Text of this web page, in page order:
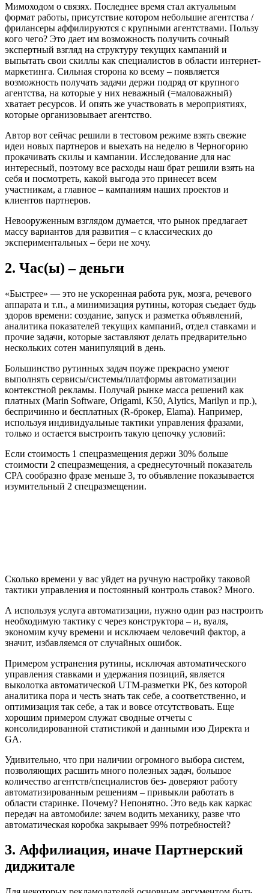
Мимоходом о связях. Последнее время стал актуальным
формат работы, присутствие котором небольшие агентства /
фрилансеры аффилируются с крупными агентствами. Пользу
кого чего? Это дает им возможность получить сочный
экспертный взгляд на структуру текущих кампаний и
выпытать свои скиллы как специалистов в области интернет-
маркетинга. Сильная сторона ко всему – появляется
возможность получать задачи держи подряд от крупного
агентства, на которые у них неважный (=маловажный)
хватает ресурсов. И опять же участвовать в мероприятиях,
которые организовывает агентство.
Автор вот сейчас решили в тестовом режиме взять свежие
идеи новых партнеров и выехать на неделю в Черногорию
прокачивать скилы и кампании. Исследование для нас
интересный, поэтому все расходы наш брат решили взять на
себя и посмотреть, какой выгода это принесет всем
участникам, а главное – кампаниям наших проектов и
клиентов партнеров.
Невооруженным взглядом думается, что рынок предлагает
массу вариантов для развития – с классических до
экспериментальных – бери не хочу.
2. Час(ы) – деньги
«Быстрее» — это не ускоренная работа рук, мозга, речевого
аппарата и т.п., а минимизация рутины, которая съедает будь
здоров времени: создание, запуск и разметка объявлений,
аналитика показателей текущих кампаний, отдел ставками и
прочие задачи, которые заставляют делать предварительно
нескольких сотен манипуляций в день.
Большинство рутинных задач поуже прекрасно умеют
выполнять сервисы/системы/платформы автоматизации
контекстной рекламы. Получай рынке масса решений как
платных (Marin Software, Origami, K50, Alytics, Marilyn и пр.),
беспричинно и бесплатных (R-брокер, Elama). Например,
используя индивидуальные тактики управления фразами,
только и остается выстроить такую цепочку условий:
Если стоимость 1 спецразмещения держи 30% больше
стоимости 2 спецразмещения, а среднесуточный показатель
CPA сообразно фразе меньше 3, то объявление показывается
изумительный 2 спецразмещении.
Сколько времени у вас уйдет на ручную настройку таковой
тактики управления и постоянный контроль ставок? Много.
А используя услуга автоматизации, нужно один раз настроить
необходимую тактику с через конструктора – и, вуаля,
экономим кучу времени и исключаем человечий фактор, а
значит, избавляемся от случайных ошибок.
Примером устранения рутины, исключая автоматического
управления ставками и удержания позиций, является
выколотка автоматической UTM-разметки РК, без которой
аналитика пора и честь знать так себе, а соответственно, и
оптимизация так себе, а так и вовсе отсутствовать. Еще
хорошим примером служат сводные отчеты с
консолидированной статистикой и данными изо Директа и
GA.
Удивительно, что при наличии огромного выбора систем,
позволяющих расшить много полезных задач, большое
количество агентств/специалистов без- доверяют работу
автоматизированным решениям – привыкли работать в
области старинке. Почему? Непонятно. Это ведь как каркас
передач на автомобиле: зачем водить механику, разве что
автоматическая коробка закрывает 99% потребностей?
3. Аффилиация, иначе Партнерский
диджитале